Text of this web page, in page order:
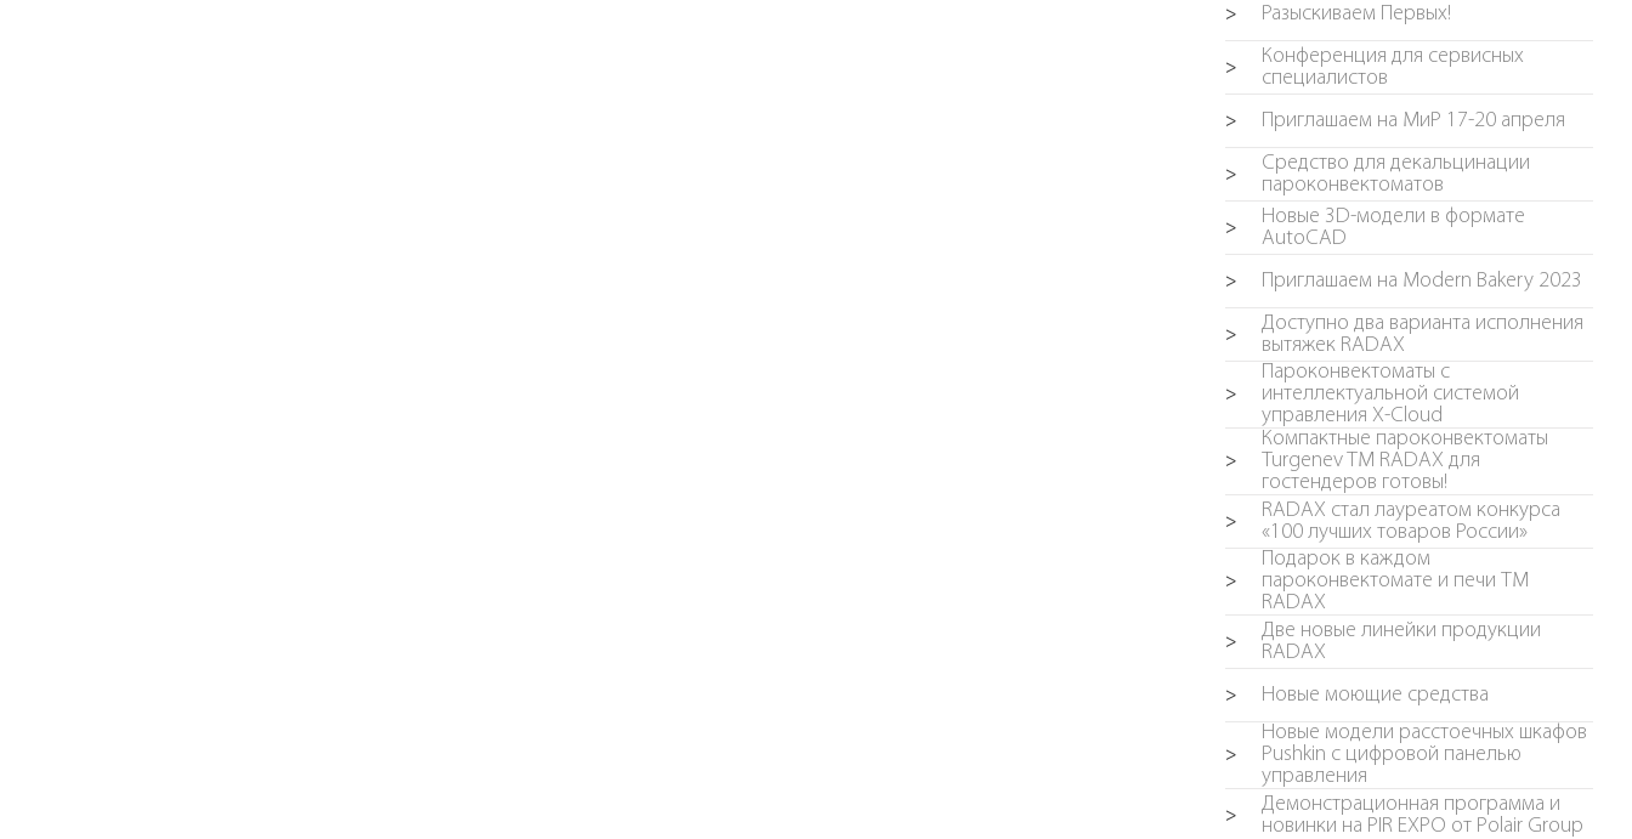
> Разыскиваем Первых!
>
Конференция для сервисных
специалистов
> Приглашаем на МиР 17-20 апреля
>
Средство для декальцинации
пароконвектоматов
>
Новые 3D-модели в формате
AutoCAD
> Приглашаем на Modern Bakery 2023
>
Доступно два варианта исполнения
вытяжек RADAX
>
Пароконвектоматы с
интеллектуальной системой
управления X-Cloud
>
Компактные пароконвектоматы
Turgenev TM RADAX для
гостендеров готовы!
>
RADAX стал лауреатом конкурса
«100 лучших товаров России»
>
Подарок в каждом
пароконвектомате и печи TM
RADAX
>
Две новые линейки продукции
RADAX
> Новые моющие средства
>
Новые модели расстоечных шкафов
Pushkin c цифровой панелью
управления
>
Демонстрационная программа и
новинки на PIR EXPO от Polair Group